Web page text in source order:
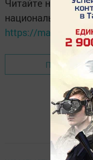
Читайте новости
национальном
https://max.ru/
Перейти на